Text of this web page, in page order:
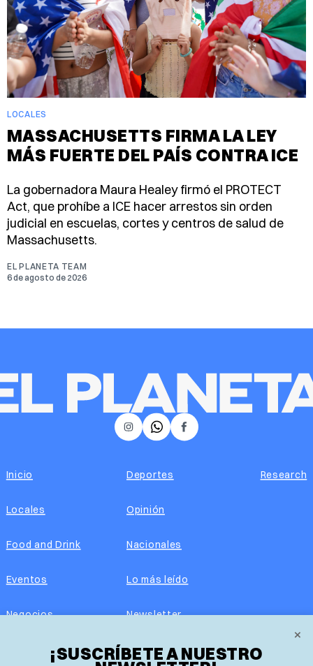
LOCALES
MASSACHUSETTS FIRMA LA LEY
MÁS FUERTE DEL PAÍS CONTRA ICE
La gobernadora Maura Healey firmó el PROTECT
Act, que prohíbe a ICE hacer arrestos sin orden
judicial en escuelas, cortes y centros de salud de
Massachusetts.
EL PLANETA TEAM
6 de agosto de 2026
×
¡SUSCRÍBETE A NUESTRO
𝕏 Facebook
Instagram
Inicio
Locales
Food and Drink
Eventos
Negocios
Real Estate
Deportes
Opinión
Nacionales
Lo más leído
Newsletter
Edición impresa
Research